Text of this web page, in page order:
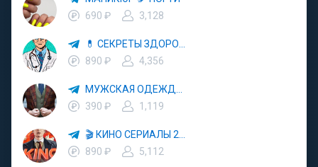
690 ₽
3,128
890 ₽
4,356
390 ₽
1,119
890 ₽
5,112